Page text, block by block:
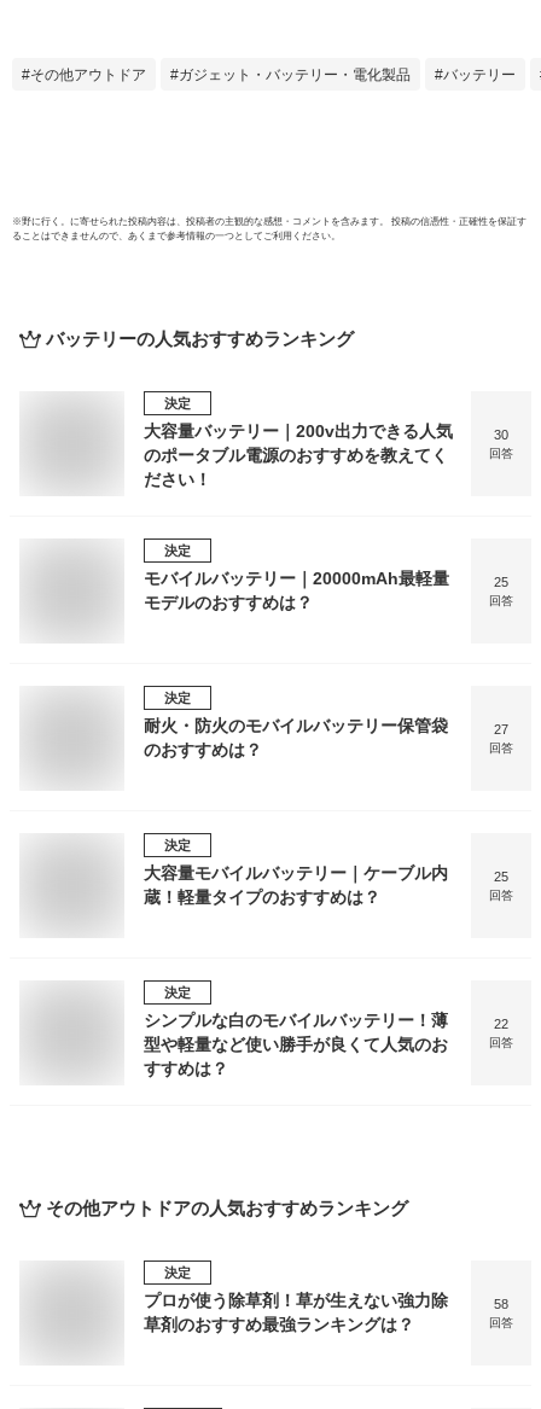
用バッテリー タイ
付き
その他アウトドア ガジェット・バッテリー・電化製品 バッテリー
※野に行く。 に寄せられた投稿内容は、投稿者の主観的な感想・コメントを含みます。 投稿の信憑性・正確性を保証す
ることはできませんので、あくまで参考情報の一つとしてご利用ください。
バッテリーの人気おすすめランキング
決定
大容量バッテリー｜200v出力できる人気
のポータブル電源のおすすめを教えてく
ださい！
30
回答
決定
モバイルバッテリー｜20000mAh最軽量
モデルのおすすめは？
25
回答
決定
耐火・防火のモバイルバッテリー保管袋
のおすすめは？
27
回答
決定
大容量モバイルバッテリー｜ケーブル内
蔵！軽量タイプのおすすめは？
25
回答
決定
シンプルな白のモバイルバッテリー！薄
型や軽量など使い勝手が良くて人気のお
すすめは？
22
回答
その他アウトドアの人気おすすめランキング
決定
プロが使う除草剤！草が生えない強力除
草剤のおすすめ最強ランキングは？
58
回答